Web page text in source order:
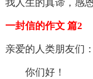
我人生的真谛，感
一封信的作文 篇2
亲爱的人类朋友们：
你们好！